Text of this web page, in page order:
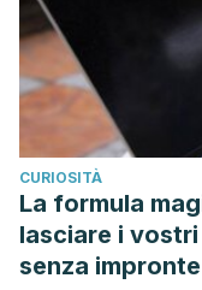
CURIOSITÀ
La formula
lasciare i
senza impronte